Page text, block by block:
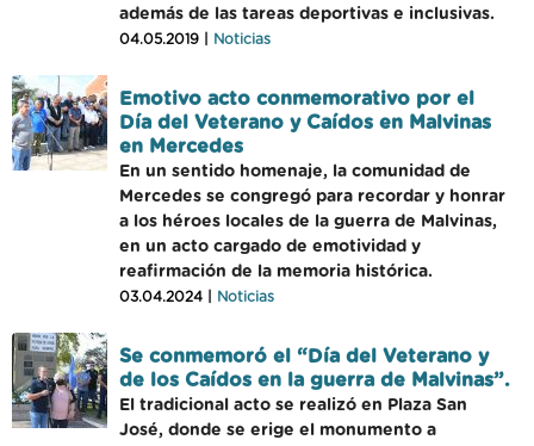
además de las tareas deportivas e inclusivas.
04.05.2019 | Noticias
Emotivo acto conmemorativo por el
Día del Veterano y Caídos en Malvinas
en Mercedes
En un sentido homenaje, la comunidad de
Mercedes se congregó para recordar y honrar
a los héroes locales de la guerra de Malvinas,
en un acto cargado de emotividad y
reafirmación de la memoria histórica.
03.04.2024 | Noticias
Se conmemoró el “Día del Veterano y
de los Caídos en la guerra de Malvinas”.
El tradicional acto se realizó en Plaza San
José, donde se erige el monumento a